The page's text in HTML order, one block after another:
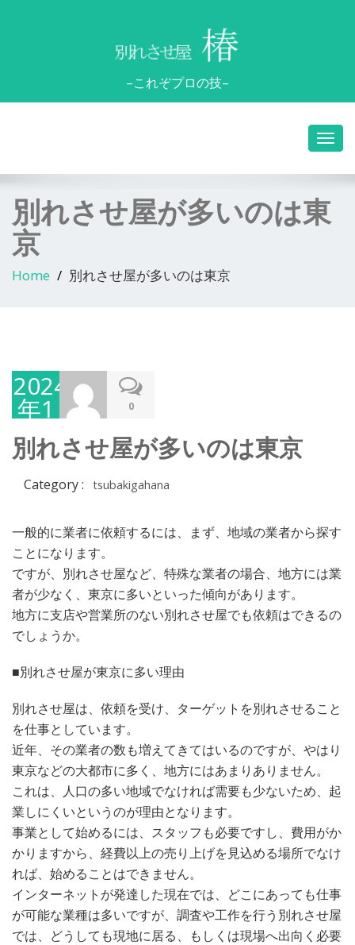
–これぞプロの技–
別れさせ屋が多いのは東
京
Home 別れさせ屋が多いのは東京
2024
年1
月
31
日
0
別れさせ屋が多いのは東京
Category : tsubakigahana
一般的に業者に依頼するには、まず、地域の業者から探す
ことになります。
ですが、別れさせ屋など、特殊な業者の場合、地方には業
者が少なく、東京に多いといった傾向があります。
地方に支店や営業所のない別れさせ屋でも依頼はできるの
でしょうか。
■別れさせ屋が東京に多い理由
別れさせ屋は、依頼を受け、ターゲットを別れさせること
を仕事としています。
近年、その業者の数も増えてきてはいるのですが、やはり
東京などの大都市に多く、地方にはあまりありません。
これは、人口の多い地域でなければ需要も少ないため、起
業しにくいというのが理由となります。
事業として始めるには、スタッフも必要ですし、費用がか
かりますから、経費以上の売り上げを見込める場所でなけ
れば、始めることはできません。
インターネットが発達した現在では、どこにあっても仕事
が可能な業種は多いですが、調査や工作を行う別れさせ屋
では、どうしても現地に居る、もしくは現場へ出向く必要